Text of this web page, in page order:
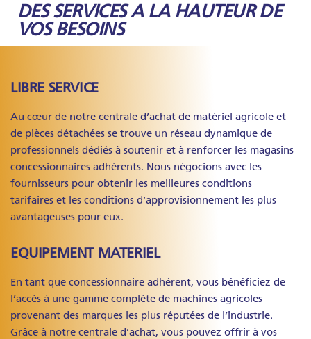
DES SERVICES A LA HAUTEUR DE
VOS BESOINS
LIBRE SERVICE
Au cœur de notre centrale d’achat de matériel agricole et
de pièces détachées se trouve un réseau dynamique de
professionnels dédiés à soutenir et à renforcer les magasins
concessionnaires adhérents. Nous négocions avec les
fournisseurs pour obtenir les meilleures conditions
tarifaires et les conditions d’approvisionnement les plus
avantageuses pour eux.
EQUIPEMENT MATERIEL
En tant que concessionnaire adhérent, vous bénéficiez de
l’accès à une gamme complète de machines agricoles
provenant des marques les plus réputées de l’industrie.
Grâce à notre centrale d’achat, vous pouvez offrir à vos